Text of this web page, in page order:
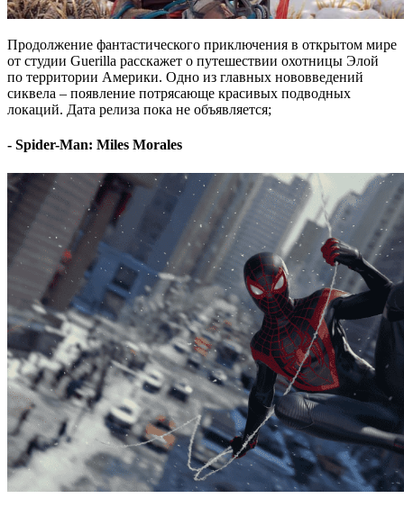
Продолжение фантастического приключения в открытом мире
от студии Guerilla расскажет о путешествии охотницы Элой
по территории Америки. Одно из главных нововведений
сиквела – появление потрясающе красивых подводных
локаций. Дата релиза пока не объявляется;
- Spider-Man: Miles Morales